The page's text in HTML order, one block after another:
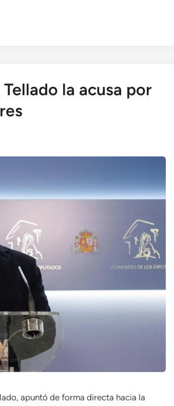
la acusa por
apuntó de forma directa hacia la